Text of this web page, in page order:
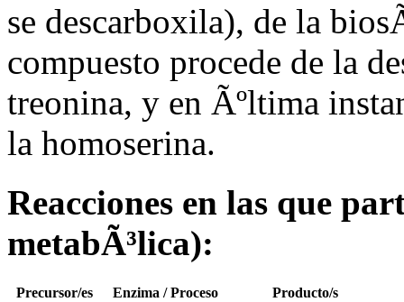
se descarboxila), de la
compuesto procede de la
treonina, y en Ãºltima
la homoserina.
Reacciones en las que
metabÃ³lica):
Precursor/es Enzima / Proceso
Producto/s